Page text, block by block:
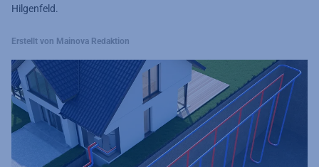
Hilgenfeld.
Erstellt von Mainova Redaktion